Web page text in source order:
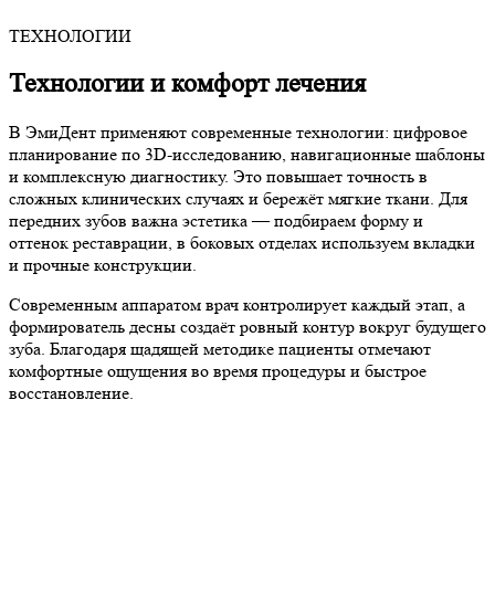
ТЕХНОЛОГИИ
Технологии и комфортлечения
В ЭмиДент применяют современные технологии: цифровое
планирование по 3D-исследованию, навигационные шаблоны
и комплексную диагностику. Это повышает точность в
сложных клинических случаях и бережёт мягкие ткани. Для
передних зубов важна эстетика — подбираем форму и
оттенок реставрации, в боковых отделах используем вкладки
и прочные конструкции.
Современным аппаратом врач контролирует каждый этап, а
формирователь десны создаёт ровный контур вокруг будущего
зуба. Благодаря щадящей методике пациенты отмечают
комфортные ощущения во время процедуры и быстрое
восстановление.